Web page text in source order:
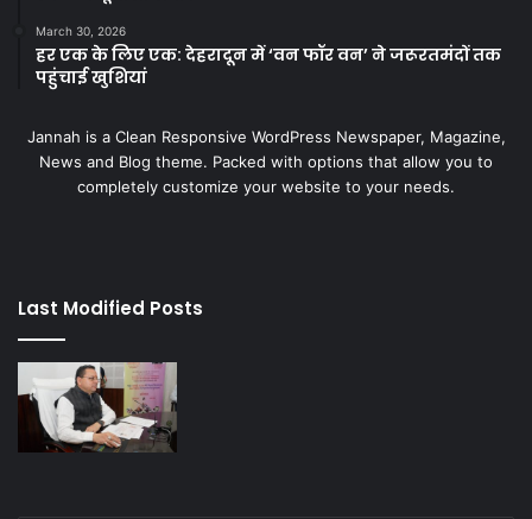
March 30, 2026
हर एक के लिए एक: देहरादून में ‘वन फॉर वन’ ने जरूरतमंदों तक
पहुंचाई खुशियां
Jannah is a Clean Responsive WordPress Newspaper, Magazine,
News and Blog theme. Packed with options that allow you to
completely customize your website to your needs.
Last Modified Posts